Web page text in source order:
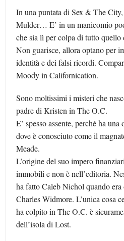
In una puntata di Sex & The
Mulder… E’ in un manicomio
che sia lì per colpa di tutto
Non guarisce, allora optano per
identità e dei falsi ricordi.
Moody in Californication.
Sono moltissimi i misteri che
padre di Kristen in The O.C.
E’ spesso assente, perché ha
dove è conosciuto come il
Meade.
L’origine del suo impero
immobili e non è nell’editoria.
ha fatto Caleb Nichol quando
Charles Widmore. L’unica cosa
ha colpito in The O.C. è
dell’isola di Lost.